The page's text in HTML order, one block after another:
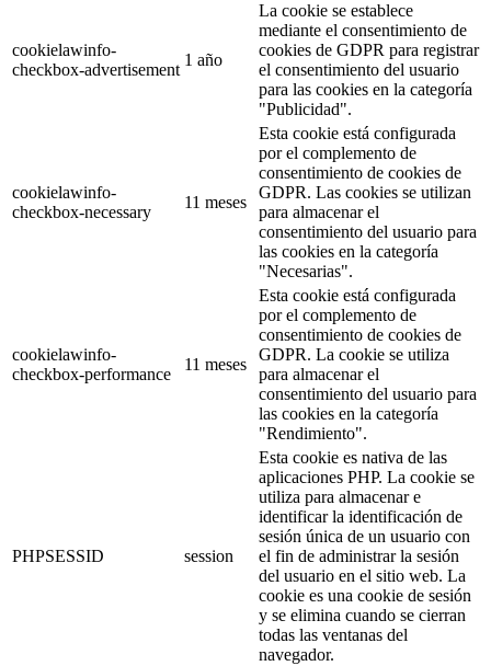
cookielawinfo-
checkbox-advertisement
1 año
La cookie se establece
mediante el consentimiento de
cookies de GDPR para registrar
el consentimiento del usuario
para las cookies en la categoría
"Publicidad".
cookielawinfo-
checkbox-necessary
11 meses
Esta cookie está configurada
por el complemento de
consentimiento de cookies de
GDPR. Las cookies se utilizan
para almacenar el
consentimiento del usuario para
las cookies en la categoría
"Necesarias".
cookielawinfo-
checkbox-performance
11 meses
Esta cookie está configurada
por el complemento de
consentimiento de cookies de
GDPR. La cookie se utiliza
para almacenar el
consentimiento del usuario para
las cookies en la categoría
"Rendimiento".
PHPSESSID session
Esta cookie es nativa de las
aplicaciones PHP. La cookie se
utiliza para almacenar e
identificar la identificación de
sesión única de un usuario con
el fin de administrar la sesión
del usuario en el sitio web. La
cookie es una cookie de sesión
y se elimina cuando se cierran
todas las ventanas del
navegador.